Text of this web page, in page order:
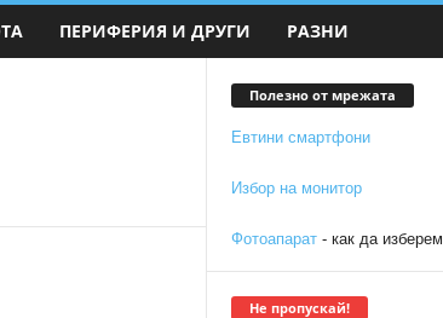
ПЕРИФЕРИЯ И ДРУГИ РАЗНИ
Полезно от мрежата
Евтини смартфони
Избор на монитор
Фотоапарат- как да изберем
Не пропускай!